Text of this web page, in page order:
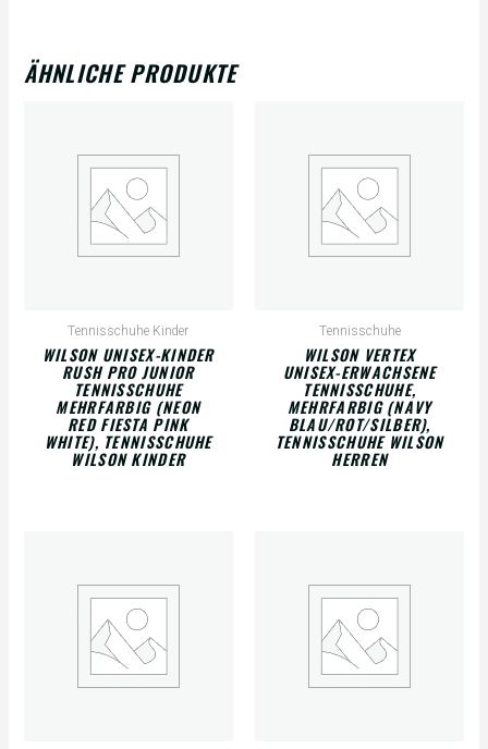
ÄHNLICHE PRODUKTE
Tennisschuhe Kinder
WILSON UNISEX-KINDER
RUSH PRO JUNIOR
TENNISSCHUHE
MEHRFARBIG (NEON
RED FIESTA PINK
WHITE), TENNISSCHUHE
WILSON KINDER
Tennisschuhe
WILSON VERTEX
UNISEX-ERWACHSENE
TENNISSCHUHE,
MEHRFARBIG (NAVY
BLAU/ROT/SILBER),
TENNISSCHUHE WILSON
HERREN